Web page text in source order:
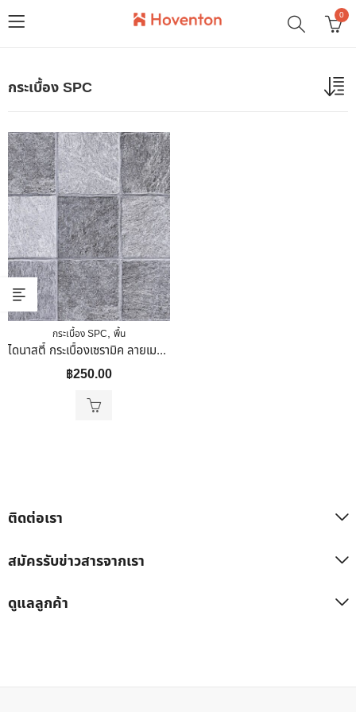
0
กระเบื้อง SPC
กระเบื้อง SPC, พื้น
ไดนาสตี้ กระเบื้องเซรามิค ลายเมทัล (หน้าหยาบ ,โมล์ด)40 X 40
฿250.00
ติดต่อเรา
สมัครรับข่าวสารจากเรา
ดูแลลูกค้า